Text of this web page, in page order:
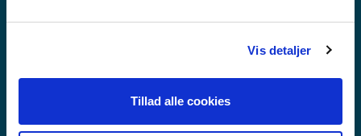
Vis detaljer
Tillad alle cookies
Foreningerne Nordens Forbund